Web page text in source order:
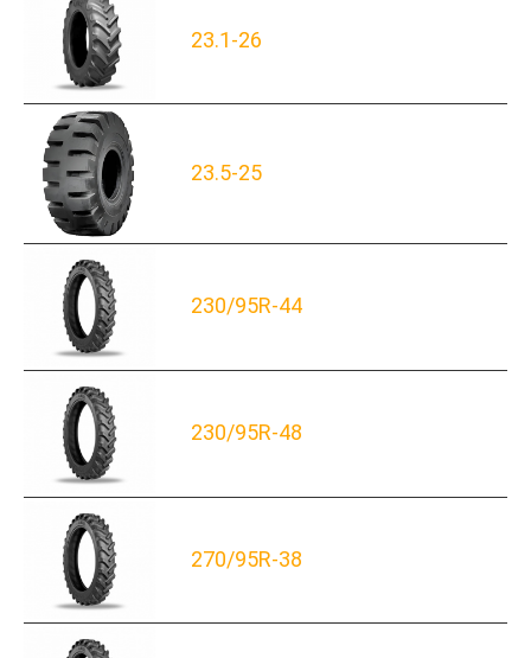
23.1-26
23.5-25
230/95R-44
230/95R-48
270/95R-38